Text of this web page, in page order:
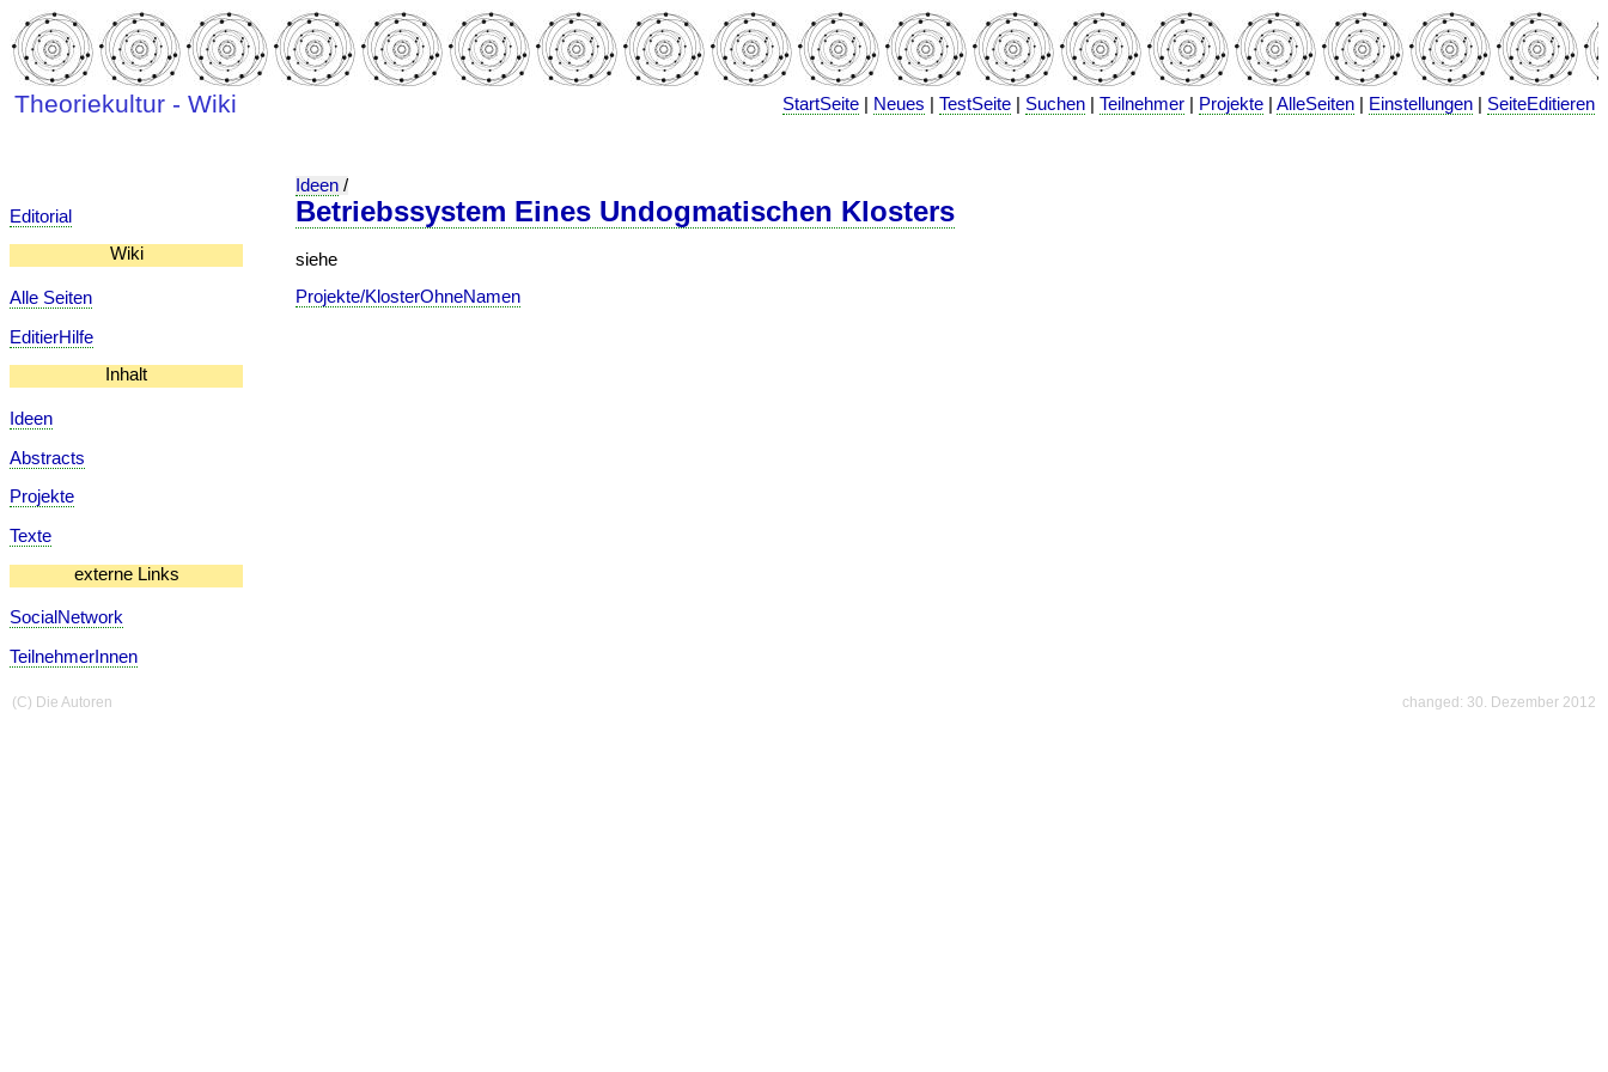
Theoriekultur - Wiki StartSeite Neues |TestSeite Suchen |Teilnehmer Projekte |AlleSeiten Einstellungen SeiteEditieren
Editorial
Wiki
Alle Seiten
EditierHilfe
Inhalt
Ideen
Abstracts
Projekte
Texte
externe Links
SocialNetwork
TeilnehmerInnen
Ideen /
Betriebssystem Eines Undogmatischen Klosters
siehe
Projekte/KlosterOhneNamen
(C) Die Autoren changed: 30. Dezember 2012